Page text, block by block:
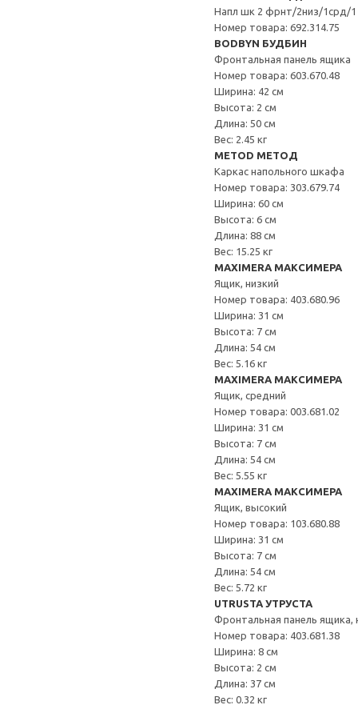
Напл шк 2 фрнт/2низ/1срд/1
Номер товара: 692.314.75
BODBYN БУДБИН
Фронтальная панель ящика
Номер товара: 603.670.48
Ширина: 42 см
Высота: 2 см
Длина: 50 см
Вес: 2.45 кг
METOD МЕТОД
Каркас напольного шкафа
Номер товара: 303.679.74
Ширина: 60 см
Высота: 6 см
Длина: 88 см
Вес: 15.25 кг
MAXIMERA МАКСИМЕРА
Ящик, низкий
Номер товара: 403.680.96
Ширина: 31 см
Высота: 7 см
Длина: 54 см
Вес: 5.16 кг
MAXIMERA МАКСИМЕРА
Ящик, средний
Номер товара: 003.681.02
Ширина: 31 см
Высота: 7 см
Длина: 54 см
Вес: 5.55 кг
MAXIMERA МАКСИМЕРА
Ящик, высокий
Номер товара: 103.680.88
Ширина: 31 см
Высота: 7 см
Длина: 54 см
Вес: 5.72 кг
UTRUSTA УТРУСТА
Фронтальная панель ящика,
Номер товара: 403.681.38
Ширина: 8 см
Высота: 2 см
Длина: 37 см
Вес: 0.32 кг